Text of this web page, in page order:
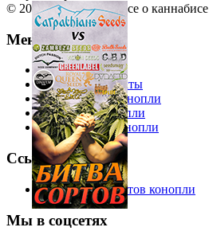
© 2013 Ruhemp.com Все о каннабисе
Меню
Еда из конопли
Интересные факты
Косметика из конопли
Одежда из конопли
Лекарства из конопли
Ссылки
Справочник сортов конопли
Мы в соцсетях